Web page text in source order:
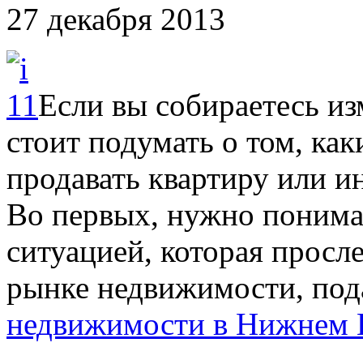
27 декабря 2013
Если вы собираетесь
стоит подумать о том,
продавать квартиру или
Во первых, нужно
ситуацией, которая
рынке недвижимости,
недвижимости в Нижнем